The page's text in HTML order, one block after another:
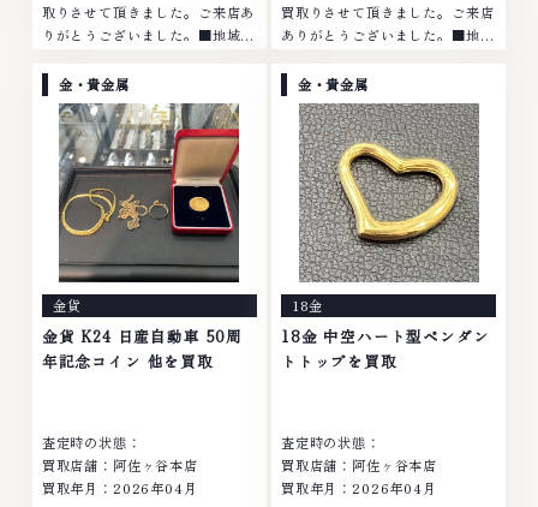
取りさせて頂きました。ご来店あ
りがとうございました。■地域買
モンド ブランド品 ブランド衣類
お酒買取りのことなら、お任せく
ださいなかでも金・プラチナ等の
アクセサリー・貴金属・宝石・ダ
イヤモンド・ジュエリーや ブラ
ンド品・時計等は特に自信を持っ
て、高額査定を実現しておりま
す。 古くて使わなくなってしま
ったアクセサリー、動かなくなっ
てしまった腕時計、多くのお品物
の高価買取りを実現しており、他
店ではお値段の付かなかったお品
物でも、一点一点丁寧に無料で査
無休
買取りさせて頂きました。ご来店
ありがとうございました。■地域
ヤモンド ブランド品 ブランド衣
類 お酒買取りのことなら、お任
せくださいなかでも金・プラチナ
等のアクセサリー・貴金属・宝
石・ダイヤモンド・ジュエリーや
ブランド品・時計等は特に自信を
持って、高額査定を実現しており
ます。 古くて使わなくなってし
まったアクセサリー、動かなくな
ってしまった腕時計、多くのお品
物の高価買取りを実現しており、
他店ではお値段の付かなかったお
品物でも、一点一点丁寧に無料で
中無休
金・貴金属
金貨
金貨 K24 日産自動車 50周
年記念コイン 他を買取
査定時の状態：
買取店舗：阿佐ヶ谷本店
買取年月：2026年04月
金・貴金属
18金
18金 中空ハート型ペンダン
トトップを買取
査定時の状態：
買取店舗：阿佐ヶ谷本店
買取年月：2026年04月